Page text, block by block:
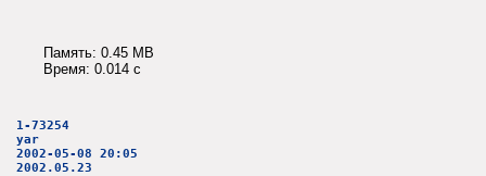
Память: 0.45 MB
Время: 0.014 c
1-73254
yar
2002-05-08 20:05
2002.05.23